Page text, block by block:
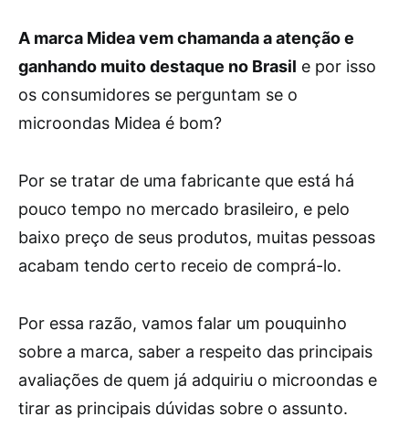
A marca Midea vem chamanda a atenção e
ganhando muito destaque no Brasil e por isso
os consumidores se perguntam se o
microondas Midea é bom?
Por se tratar de uma fabricante que está há
pouco tempo no mercado brasileiro, e pelo
baixo preço de seus produtos, muitas pessoas
acabam tendo certo receio de comprá-lo.
Por essa razão, vamos falar um pouquinho
sobre a marca, saber a respeito das principais
avaliações de quem já adquiriu o microondas e
tirar as principais dúvidas sobre o assunto.